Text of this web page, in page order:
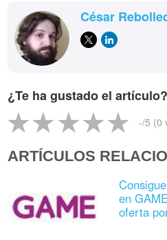
César
¿Te ha gustado el artículo?
-/5 (0
ARTÍCULOS
en
oferta